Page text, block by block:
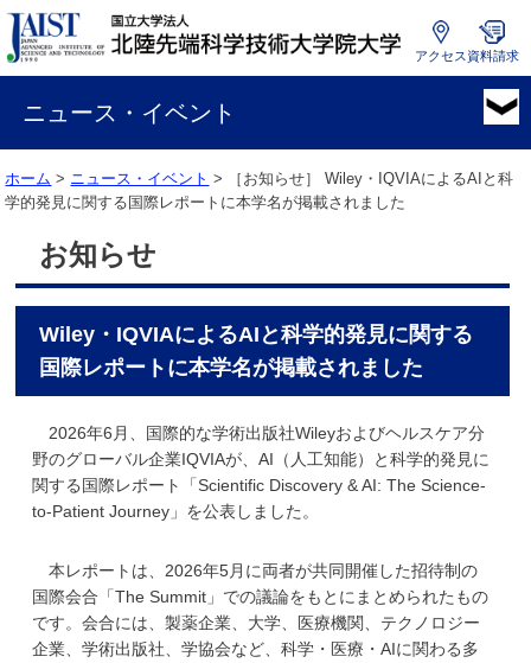
国
学
法
人
先
端
アクセス 資料請求
ニュース・イベント
ホーム > ニュース・イベント > ［お知らせ］Wiley・IQVIAによるAIと科
学的発見に関する国際レポートに本学名が掲載されました
お知らせ
Wiley・IQVIAによるAIと科学的発見に関する
国際レポートに本学名が掲載されました
2026年6月、国際的な学術出版社Wileyおよびヘルスケア分
野のグローバル企業IQVIAが、AI（人工知能）と科学的発見に
関する国際レポート「Scientific Discovery & AI: The Science-
to-Patient Journey」を公表しました。
本レポートは、2026年5月に両者が共同開催した招待制の
国際会合「The Summit」での議論をもとにまとめられたもの
です。会合には、製薬企業、大学、医療機関、テクノロジー
企業、学術出版社、学協会など、科学・医療・AIに関わる多